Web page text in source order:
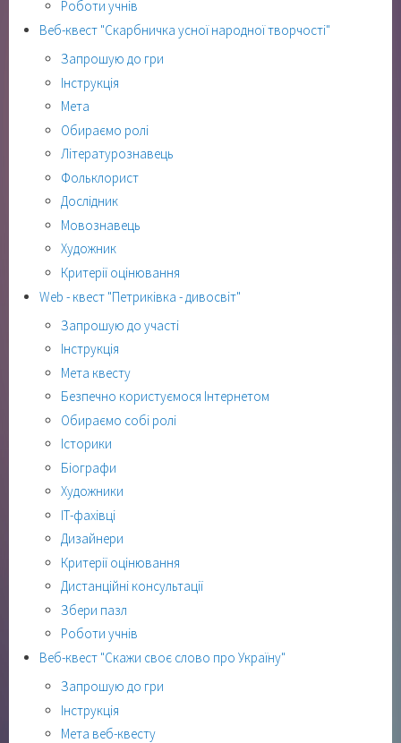
Роботи учнів
Веб-квест "Скарбничка усної народної творчості"
Запрошую до гри
Інструкція
Мета
Обираємо ролі
Літературознавець
Фольклорист
Дослідник
Мовознавець
Художник
Критерії оцінювання
Web - квест "Петриківка - дивосвіт"
Запрошую до участі
Інструкція
Мета квесту
Безпечно користуємося Інтернетом
Обираємо собі ролі
Історики
Біографи
Художники
ІТ-фахівці
Дизайнери
Критерії оцінювання
Дистанційні консультації
Збери пазл
Роботи учнів
Веб-квест "Скажи своє слово про Україну"
Запрошую до гри
Інструкція
Мета веб-квесту